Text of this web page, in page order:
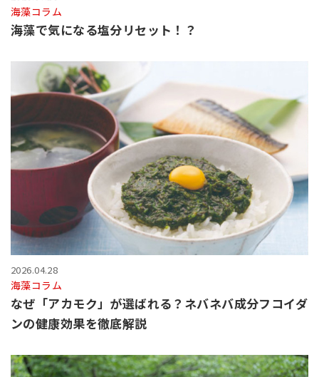
海藻コラム
海藻で気になる塩分リセット！？
2026.04.28
海藻コラム
なぜ「アカモク」が選ばれる？ネバネバ成分フコイダ
ンの健康効果を徹底解説